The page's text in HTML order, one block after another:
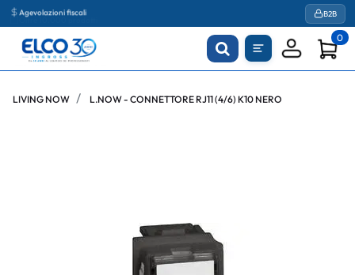
Agevolazioni fiscali B2B
0
LIVING NOW L.NOW - CONNETTORE RJ11 (4/6) K10 NERO